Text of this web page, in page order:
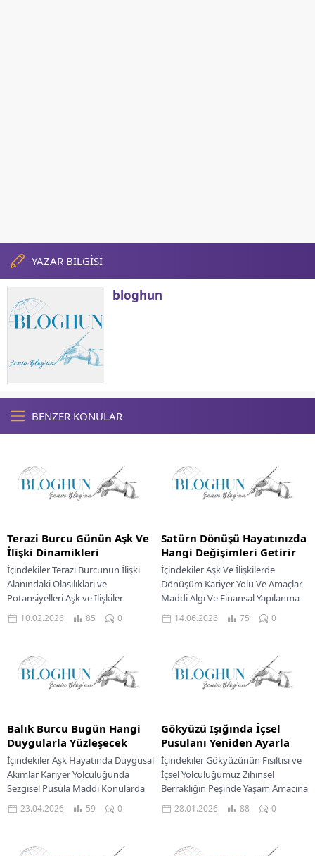
YAZAR BİLGİSİ
bloghun
BENZER KONULAR
Terazi Burcu Günün Aşk Ve
İlişki Dinamikleri
İçindekiler Terazi Burcunun İlişki
Alanındaki Olasılıkları ve
Potansiyelleri Aşk ve İlişkiler
Kariyer Dinamikleri Para ve
Finansal Durum Terazi burcu
10.02.2026 85 0
Satürn Dönüşü Hayatınızda
Hangi Değişimleri Getirir
İçindekiler Aşk Ve İlişkilerde
Dönüşüm Kariyer Yolu Ve Amaçlar
Maddi Algı Ve Finansal Yapılanma
Kozmik saatler işlemeye devam
ederken, her...
14.06.2026 75 0
Balık Burcu Bugün Hangi
Duygularla Yüzleşecek
İçindekiler Aşk Hayatında Duygusal
Akımlar Kariyer Yolculuğunda
Sezgisel Pusula Maddi Konularda
İçsel Rehberlik Gökyüzündeki
enerjiler, su elementinin derinliğini
23.04.2026 59 0
Gökyüzü Işığında İçsel
Pusulanı Yeniden Ayarla
İçindekiler Gökyüzünün Fısıltısı ve
İçsel Yolculuğumuz Zihinsel
Berraklığın Peşinde Yaşam Amacına
Giden Yol ve Kişisel Dönüşüm
Göksel Elçiler İçsel Rehberliğimiz...
28.01.2026 88 0